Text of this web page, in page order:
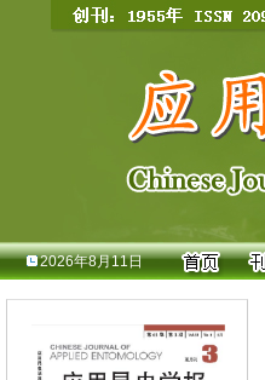
2026年8月11日